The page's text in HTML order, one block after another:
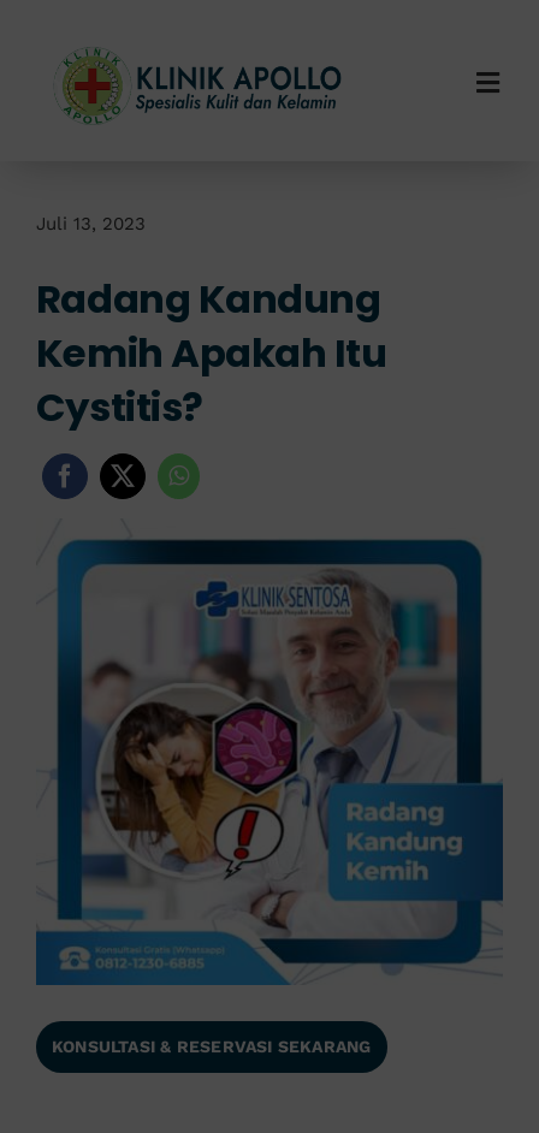
content
Layanan Kami
Info Klinik
Juli 13, 2023
Radang Kandung
Kemih Apakah Itu
Cystitis?
KONSULTASI & RESERVASI SEKARANG